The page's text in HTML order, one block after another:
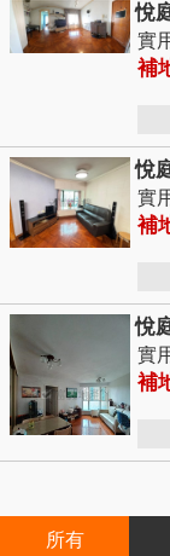
悅
實
補
悅
實
補
悅
實
補
所有